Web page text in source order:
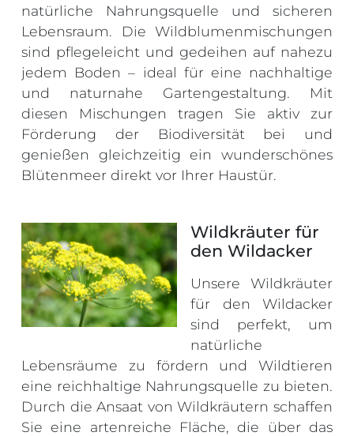
natürliche Nahrungsquelle und sicheren
Lebensraum. Die Wildblumenmischungen
sind pflegeleicht und gedeihen auf nahezu
jedem Boden – ideal für eine nachhaltige
und naturnahe Gartengestaltung. Mit
diesen Mischungen tragen Sie aktiv zur
Förderung der Biodiversität bei und
genießen gleichzeitig ein wunderschönes
Blütenmeer direkt vor Ihrer Haustür.
Wildkräuter für
den Wildacker
Unsere Wildkräuter
für den Wildacker
sind perfekt, um
natürliche
Lebensräume zu fördern und Wildtieren
eine reichhaltige Nahrungsquelle zu bieten.
Durch die Ansaat von Wildkräutern schaffen
Sie eine artenreiche Fläche, die über das